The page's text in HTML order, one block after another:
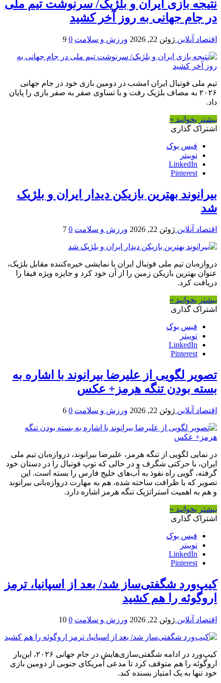
نتیجه بازی ایران و بلژیک/ سرنوشت تیم ملی
در جام جهانی به روز آخر کشید
اقتصاد آنلاین ژوئن 22, 2026 ورزش و سلامت 0
9
تیم‌ ملی فوتبال ایران امشب در دومین بازی خود در جام جهانی
۲۰۲۶ به مصاف بلژیک رفت و با تساوی صفر به صفر بازی را پایان
داد.
بیشتر بخوانید »
اشتراک گذاری
فیس بوک
توییتر
LinkedIn
Pinterest
بیرانوند بهترین بازیکن دیدار ایران و بلژیک
شد
اقتصاد آنلاین ژوئن 22, 2026 ورزش و سلامت 0
7
دروازه‌بان تیم ملی فوتبال ایران با نمایشی خیره‌کننده مقابل بلژیک،
عنوان بهترین بازیکن زمین را از آن خود کرد و جایزه ویژه فیفا را
دریافت کرد.
بیشتر بخوانید »
اشتراک گذاری
فیس بوک
توییتر
LinkedIn
Pinterest
تصویر لگویی از علیرضا بیرانوند با اشاره به
بسته بودن تنگه هرمز+ عکس
اقتصاد آنلاین ژوئن 22, 2026 ورزش و سلامت 0
6
در نمایی لگویی از تنگه هرمز، علیرضا بیرانوند، دروازه‌بان تیم ملی
ایران، با حرکتی شگرف و در حالی که توپ فوتبال را در دستان خود
گرفته، گویی راه نفوذ به آب‌های خلیج فارس را بسته است. این
تصویر که با ظرافت ساخته شده، هم به مهارت دروازه‌بانی بیرانوند
و هم به اهمیت استراتژیک تنگه هرمز اشاره دارد.
بیشتر بخوانید »
اشتراک گذاری
فیس بوک
توییتر
LinkedIn
Pinterest
کیپ‌ورد شگفتی‌ساز شد/ بعد از اسپانیا، ترمز
اروگوئه را هم کشید
اقتصاد آنلاین ژوئن 22, 2026 ورزش و سلامت 0
10
کیپ‌ورد در ادامه شگفتی‌سازی‌هایش در جام جهانی ۲۰۲۶، این‌بار
اروگوئه را هم متوقف کرد تا مدعی آمریکای جنوبی از دومین بازی
خود تنها به یک امتیاز بسنده کند.